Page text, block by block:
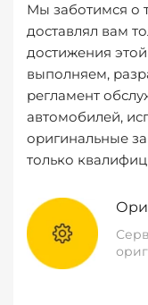
Мы заботимся о
доставлял вам
достижения
выполняем,
регламент
автомобилей,
оригинальные
только